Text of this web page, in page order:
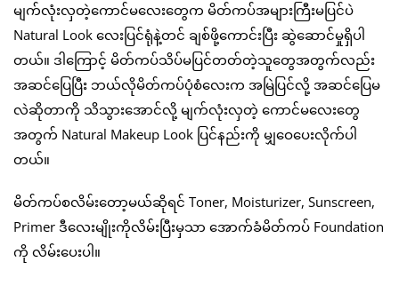
မျက်လုံးလှတဲ့ကောင်မလေးတွေက မိတ်ကပ်အများကြီးမပြင်ပဲ
Natural Look လေးပြင်ရုံနဲ့တင် ချစ်ဖို့ကောင်းပြီး ဆွဲဆောင်မှုရှိပါ
တယ်။ ဒါကြောင့် မိတ်ကပ်သိပ်မပြင်တတ်တဲ့သူတွေအတွက်လည်း
အဆင်ပြေပြီး ဘယ်လိုမိတ်ကပ်ပုံစံလေးက အမြဲပြင်လို့ အဆင်ပြေမ
လဲဆိုတာကို သိသွားအောင်လို့ မျက်လုံးလှတဲ့ ကောင်မလေးတွေ
အတွက် Natural Makeup Look ပြင်နည်းကို မျှဝေပေးလိုက်ပါ
တယ်။
မိတ်ကပ်စလိမ်းတော့မယ်ဆိုရင် Toner, Moisturizer, Sunscreen,
Primer ဒီလေးမျိုးကိုလိမ်းပြီးမှသာ အောက်ခံမိတ်ကပ် Foundation
ကို လိမ်းပေးပါ။